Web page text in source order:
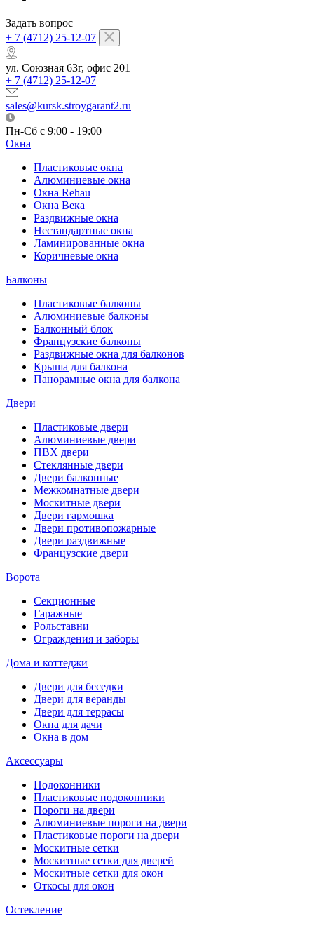
Задать вопрос
+ 7 (4712) 25-12-07
ул. Союзная 63г, офис 201
+ 7 (4712) 25-12-07
sales@kursk.stroygarant2.ru
Пн-Сб с 9:00 - 19:00
Окна
Пластиковые окна
Алюминиевые окна
Окна Rehau
Окна Века
Раздвижные окна
Нестандартные окна
Ламинированные окна
Коричневые окна
Балконы
Пластиковые балконы
Алюминиевые балконы
Балконный блок
Французские балконы
Раздвижные окна для балконов
Крыша для балкона
Панорамные окна для балкона
Двери
Пластиковые двери
Алюминиевые двери
ПВХ двери
Стеклянные двери
Двери балконные
Межкомнатные двери
Москитные двери
Двери гармошка
Двери противопожарные
Двери раздвижные
Французские двери
Ворота
Секционные
Гаражные
Рольставни
Ограждения и заборы
Дома и коттеджи
Двери для беседки
Двери для веранды
Двери для террасы
Окна для дачи
Окна в дом
Аксессуары
Подоконники
Пластиковые подоконники
Пороги на двери
Алюминиевые пороги на двери
Пластиковые пороги на двери
Москитные сетки
Москитные сетки для дверей
Москитные сетки для окон
Откосы для окон
Остекление